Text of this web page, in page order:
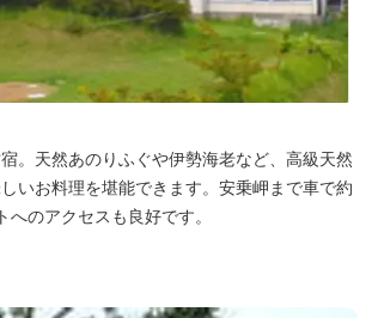
。天然あのりふぐや伊勢海老など、高級天然
いお料理を堪能できます。安乗岬まで車で約
のアクセスも良好です。